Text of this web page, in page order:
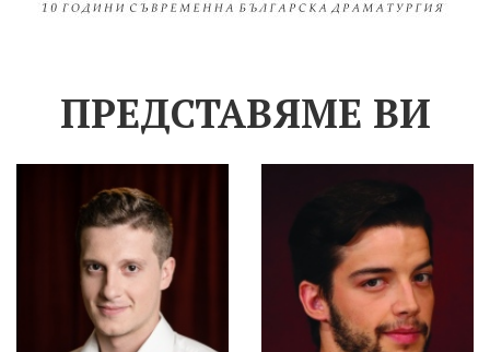
ПРЕДСТАВЯМЕ ВИ